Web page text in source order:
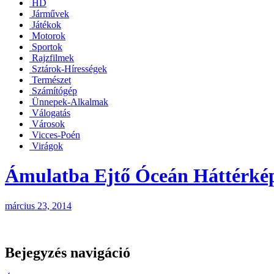
HD
Járművek
Játékok
Motorok
Sportok
Rajzfilmek
Sztárok-Hírességek
Természet
Számítógép
Ünnepek-Alkalmak
Válogatás
Városok
Vicces-Poén
Virágok
Ámulatba Ejtő Óceán
március 23, 2014
Bejegyzés navigáció